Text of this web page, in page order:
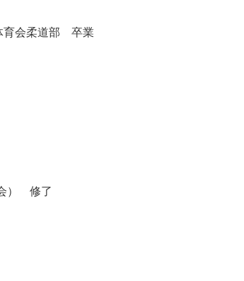
育会柔道部 卒業
） 修了